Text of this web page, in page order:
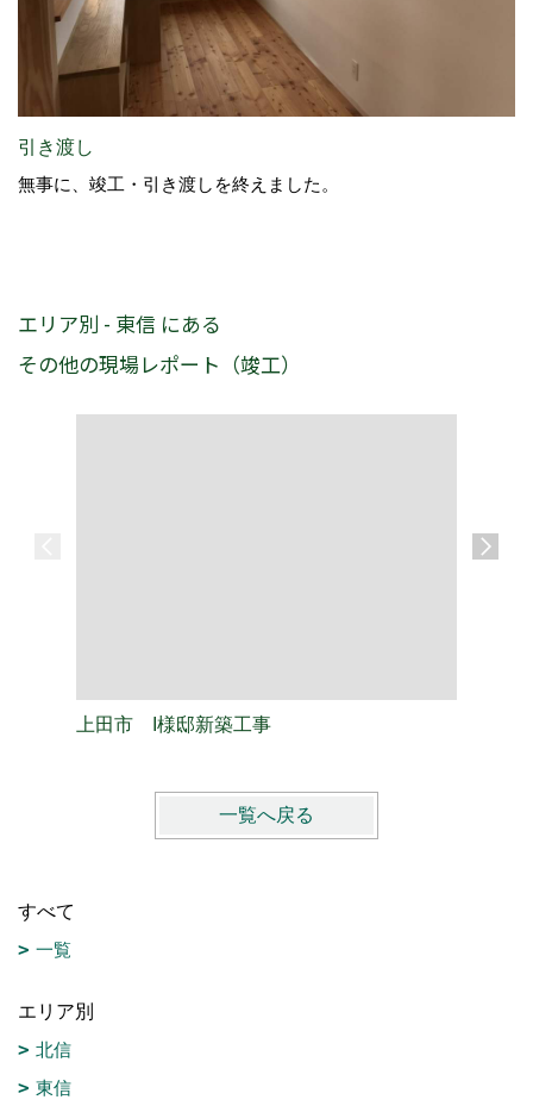
引き渡し
無事に、竣工・引き渡しを終えました。
エリア別 - 東信 にある
その他の現場レポート（竣工）
上田市 I様邸新築工事
一覧へ戻る
すべて
一覧
エリア別
北信
東信